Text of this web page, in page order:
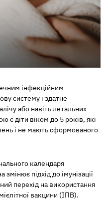
інфекційним
систему і здатне
або навіть летальних
є діти віком до 5 років, які
і не мають сформованого
календаря
підхід до імунізації
перехід на використання
вакцини (ІПВ).